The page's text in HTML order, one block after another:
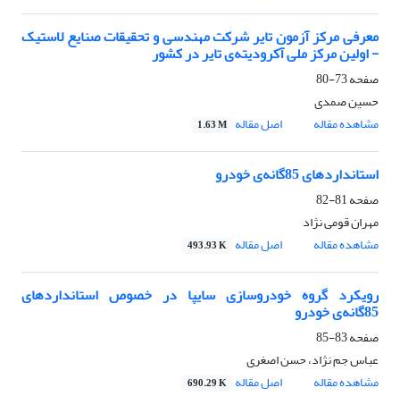
معرفی مرکز آزمون تایر شرکت مهندسی و تحقیقات صنایع لاستیک
- اولین مرکز ملی آکرودیته‌ی تایر در کشور
صفحه73-80
حسین صمدی
مشاهده مقاله
اصل مقاله 1.63 M
استانداردهای 85‌گانه‌ی خودرو
صفحه81-82
مهران قومی نژاد
مشاهده مقاله
اصل مقاله 493.93 K
رویکرد گروه خودروسازی سایپا در خصوص استانداردهای
85‌گانه‌ی خودرو
صفحه83-85
عباس جم نژاد، حسن اصغری
مشاهده مقاله
اصل مقاله 690.29 K